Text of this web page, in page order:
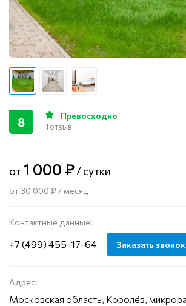
8 Превосходно
1 отзыв
от1 000 ₽/ сутки
от 30 000 ₽ / месяц
Контактные данные:
+7 (499) 455-17-64 Заказать звонок
Адрес:
Московская область, Королёв,